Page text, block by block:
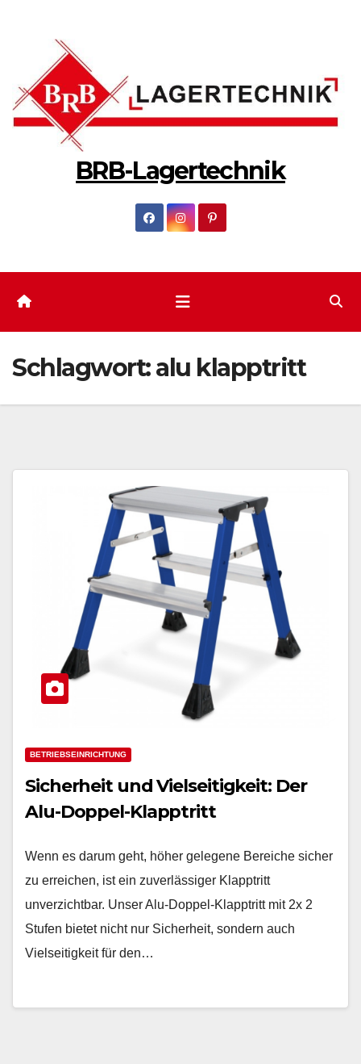
BRB-Lagertechnik
Schlagwort:alu klapptritt
BETRIEBSEINRICHTUNG
Sicherheit und Vielseitigkeit: Der
Alu-Doppel-Klapptritt
Wenn es darum geht, höher gelegene Bereiche sicher
zu erreichen, ist ein zuverlässiger Klapptritt
unverzichtbar. Unser Alu-Doppel-Klapptritt mit 2x 2
Stufen bietet nicht nur Sicherheit, sondern auch
Vielseitigkeit für den…